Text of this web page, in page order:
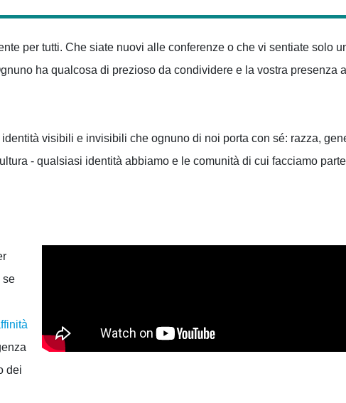
per tutti. Che siate nuovi alle conferenze o che vi sentiate solo
ha qualcosa di prezioso da condividere e la vostra presenza
visibili e invisibili che ognuno di noi porta con sé: razza,
- qualsiasi identità abbiamo e le comunità di cui facciamo
se
dei